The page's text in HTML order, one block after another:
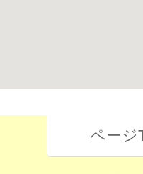
ページ